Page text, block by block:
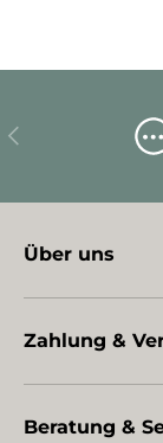
Vorherige
Über uns
Zahlung &
Beratung &